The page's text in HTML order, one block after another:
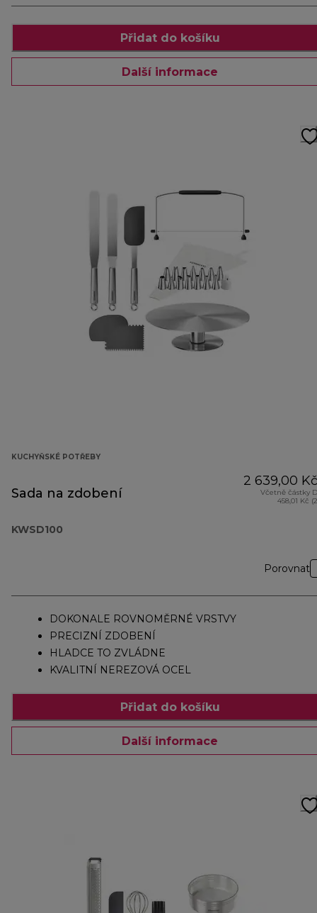
Přidat do košíku
Další informace
KUCHYŇSKÉ POTŘEBY
Sada na zdobení
KWSD100
2 639,00 Kč
Včetně částky
458,01 Kč
Porovnat
DOKONALE ROVNOMĚRNÉ VRSTVY
PRECIZNÍ ZDOBENÍ
HLADCE TO ZVLÁDNE
KVALITNÍ NEREZOVÁ OCEL
Přidat do košíku
Další informace